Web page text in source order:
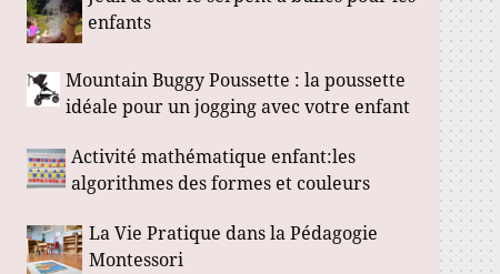
enfants
Mountain Buggy Poussette : la poussette
idéale pour un jogging avec votre enfant
Activité mathématique enfant:les
algorithmes des formes et couleurs
La Vie Pratique dans la Pédagogie
Montessori